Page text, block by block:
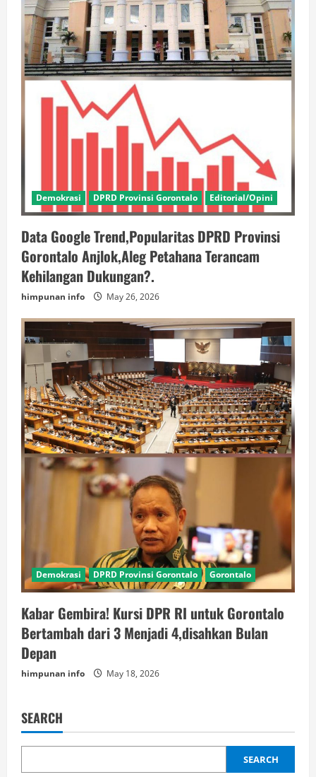
Demokrasi DPRD Provinsi Gorontalo Editorial/Opini
Data Google Trend,Popularitas DPRD Provinsi
Gorontalo Anjlok,Aleg Petahana Terancam
Kehilangan Dukungan?.
himpunan info May 26, 2026
Demokrasi DPRD Provinsi Gorontalo Gorontalo
Kabar Gembira! Kursi DPR RI untuk Gorontalo
Bertambah dari 3 Menjadi 4,disahkan Bulan
Depan
himpunan info May 18, 2026
SEARCH
SEARCH